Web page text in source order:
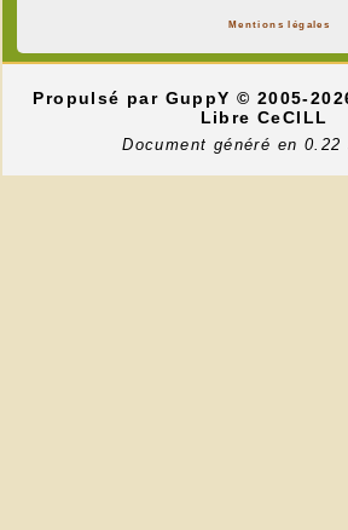
Mentions légales
Propulsé par GuppY© 2005-
Libre CeCILL
Document généré en 0.22